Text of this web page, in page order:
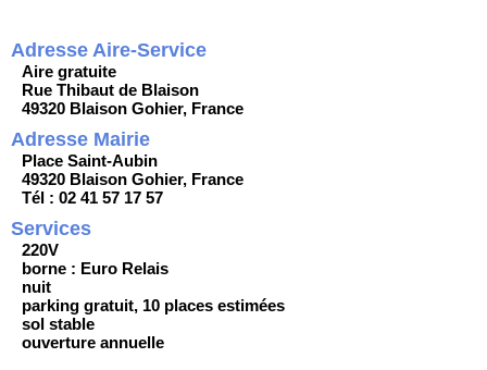
Adresse Aire-Service
Aire gratuite
Rue Thibaut de Blaison
49320 Blaison Gohier, France
Adresse Mairie
Place Saint-Aubin
49320 Blaison Gohier, France
Tél : 02 41 57 17 57
Services
220V
borne : Euro Relais
nuit
parking gratuit, 10 places estimées
sol stable
ouverture annuelle